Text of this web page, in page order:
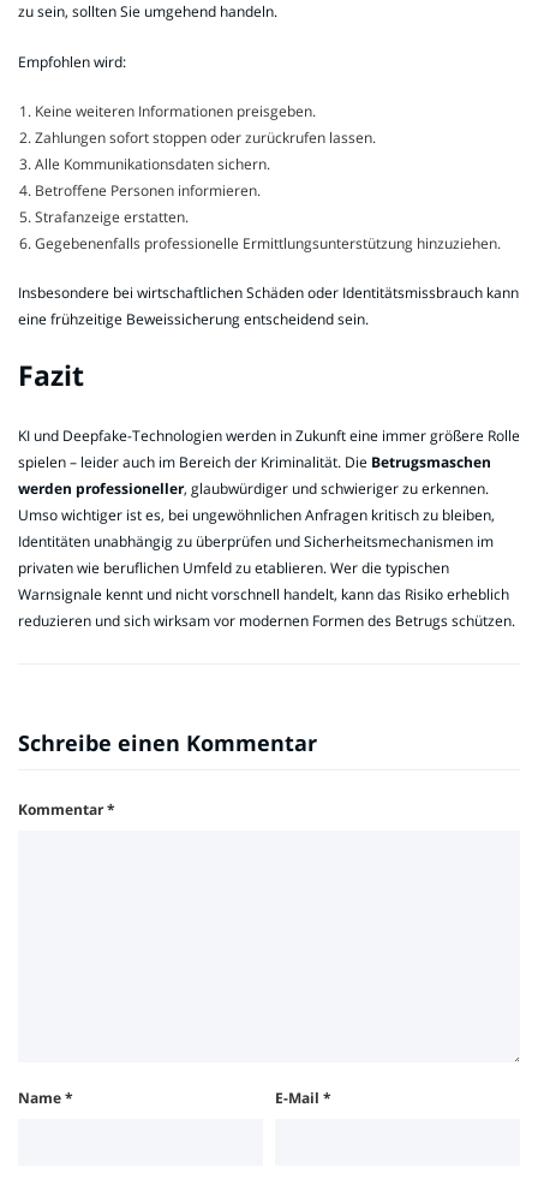
zu sein, sollten Sie umgehend handeln.
Empfohlen wird:
Keine weiteren Informationen preisgeben.
Zahlungen sofort stoppen oder zurückrufen lassen.
Alle Kommunikationsdaten sichern.
Betroffene Personen informieren.
Strafanzeige erstatten.
Gegebenenfalls professionelle Ermittlungsunterstützung hinzuziehen.
Insbesondere bei wirtschaftlichen Schäden oder Identitätsmissbrauch kann
eine frühzeitige Beweissicherung entscheidend sein.
Fazit
KI und Deepfake-Technologien werden in Zukunft eine immer größere Rolle
spielen – leider auch im Bereich der Kriminalität. Die Betrugsmaschen
werden professioneller, glaubwürdiger und schwieriger zu erkennen.
Umso wichtiger ist es, bei ungewöhnlichen Anfragen kritisch zu bleiben,
Identitäten unabhängig zu überprüfen und Sicherheitsmechanismen im
privaten wie beruflichen Umfeld zu etablieren. Wer die typischen
Warnsignale kennt und nicht vorschnell handelt, kann das Risiko erheblich
reduzieren und sich wirksam vor modernen Formen des Betrugs schützen.
Schreibe einen Kommentar
Kommentar*
Name* E-Mail *